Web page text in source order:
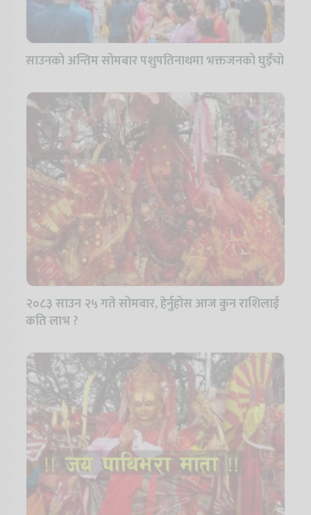
साउनको अन्तिम सोमबार पशुपतिनाथमा भक्तजनको घुइँचो
२०८३ साउन २५ गते सोमवार, हेर्नुहोस आज कुन राशिलाई
कति लाभ ?